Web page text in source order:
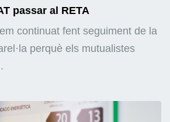
passar al RETA
continuat fent seguiment de la
perquè els mutualistes